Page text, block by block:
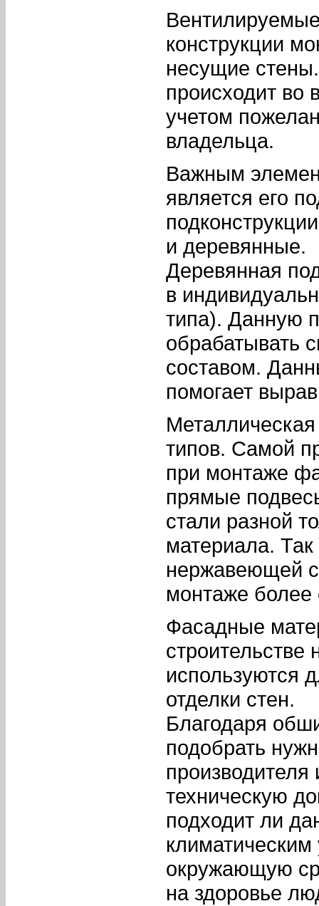
конструкции
несущие
происходит во
учетом
владельца.
Важным
является его
и деревянные.
Деревянная
в
типа). Данную
обрабатывать
составом.
помогает
типов. Самой
при монтаже
прямые
стали разной
материала.
нержавеющей
монтаже
Фасадные
используются
отделки стен.
Благодаря
подобрать
техническую
подходит ли
окружающую
на здоровье